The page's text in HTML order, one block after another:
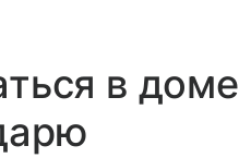
в доме